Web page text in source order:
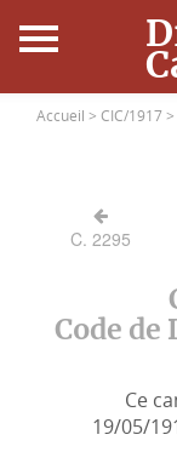
Accueil
Ressources
Accueil > CIC/1917 >
C. 2295
Code de
Ce
19/05/